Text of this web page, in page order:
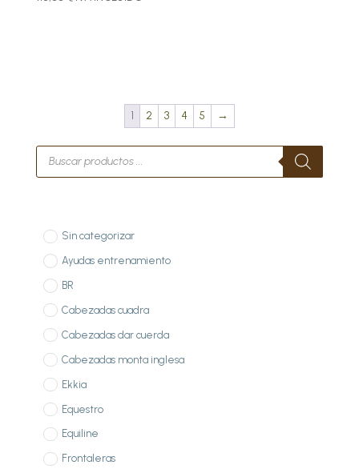
1 2 3 4 5 →
Búsqueda
productos
Sin categorizar
Ayudas entrenamiento
BR
Cabezadas cuadra
Cabezadas dar cuerda
Cabezadas monta inglesa
Ekkia
Equestro
Equiline
Frontaleras